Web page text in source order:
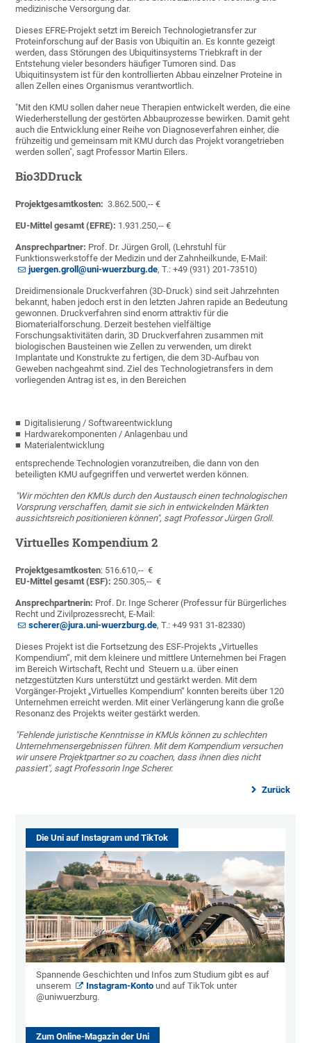
medizinische Versorgung dar.
Dieses EFRE-Projekt setzt im Bereich Technologietransfer zur
Proteinforschung auf der Basis von Ubiquitin an. Es konnte gezeigt
werden, dass Störungen des Ubiquitinsystems Triebkraft in der
Entstehung vieler besonders häufiger Tumoren sind. Das
Ubiquitinsystem ist für den kontrollierten Abbau einzelner Proteine in
allen Zellen eines Organismus verantwortlich.
"Mit den KMU sollen daher neue Therapien entwickelt werden, die eine
Wiederherstellung der gestörten Abbauprozesse bewirken. Damit geht
auch die Entwicklung einer Reihe von Diagnoseverfahren einher, die
frühzeitig und gemeinsam mit KMU durch das Projekt vorangetrieben
werden sollen", sagt Professor Martin Eilers.
Bio3DDruck
Projektgesamtkosten: 3.862.500,-- €
EU-Mittel gesamt (EFRE): 1.931.250,-- €
Ansprechpartner: Prof. Dr. Jürgen Groll, (Lehrstuhl für
Funktionswerkstoffe der Medizin und der Zahnheilkunde, E-Mail:
juergen.groll@uni-wuerzburg.de, T.: +49 (931) 201-73510)
Dreidimensionale Druckverfahren (3D-Druck) sind seit Jahrzehnten
bekannt, haben jedoch erst in den letzten Jahren rapide an Bedeutung
gewonnen. Druckverfahren sind enorm attraktiv für die
Biomaterialforschung. Derzeit bestehen vielfältige
Forschungsaktivitäten darin, 3D Druckverfahren zusammen mit
biologischen Bausteinen wie Zellen zu verwenden, um direkt
Implantate und Konstrukte zu fertigen, die dem 3D-Aufbau von
Geweben nachgeahmt sind. Ziel des Technologietransfers in dem
vorliegenden Antrag ist es, in den Bereichen
Digitalisierung / Softwareentwicklung
Hardwarekomponenten / Anlagenbau und
Materialentwicklung
entsprechende Technologien voranzutreiben, die dann von den
beteiligten KMU aufgegriffen und verwertet werden können.
"Wir möchten den KMUs durch den Austausch einen technologischen
Vorsprung verschaffen, damit sie sich in entwickelnden Märkten
aussichtsreich positionieren können", sagt Professor Jürgen Groll.
Virtuelles Kompendium 2
Projektgesamtkosten: 516.610,-- €
EU-Mittel gesamt (ESF):250.305,-- €
Ansprechpartnerin: Prof. Dr. Inge Scherer (Professur für Bürgerliches
Recht und Zivilprozessrecht, E-Mail:
scherer@jura.uni-wuerzburg.de, T.: +49 931 31-82330)
Dieses Projekt ist die Fortsetzung des ESF-Projekts „Virtuelles
Kompendium“, mit dem kleinere und mittlere Unternehmen bei Fragen
im Bereich Wirtschaft, Recht und Steuern u.a. über einen
netzgestützten Kurs unterstützt und gestärkt werden. Mit dem
Vorgänger-Projekt „Virtuelles Kompendium“ konnten bereits über 120
Unternehmen erreicht werden. Mit einer Verlängerung kann die große
Resonanz des Projekts weiter gestärkt werden.
"Fehlende juristische Kenntnisse in KMUs können zu schlechten
Unternehmensergebnissen führen. Mit dem Kompendium versuchen
wir unsere Projektpartner so zu coachen, dass ihnen dies nicht
passiert", sagt Professorin Inge Scherer.
Zurück
Die Uni auf Instagram und TikTok
Spannende Geschichten und Infos zum Studium gibt es auf
unserem
Instagram-Konto und auf TikTok unter
@uniwuerzburg.
Zum Online-Magazin der Uni